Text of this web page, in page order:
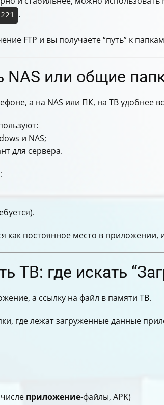
.
FTP и вы получаете “путь” к
NAS или общие
а на NAS или ПК, на ТВ удобнее
и NAS;
для сервера.
как постоянное место в приложении,
ТВ: где искать
а ссылку на файл в памяти ТВ.
где лежат загруженные данные
приложение-файлы, APK)